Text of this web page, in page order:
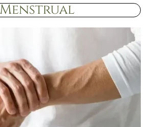
Menstrual